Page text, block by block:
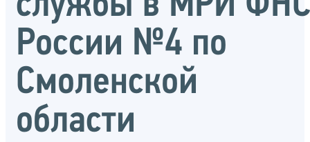
России №4 по
Смоленской
области